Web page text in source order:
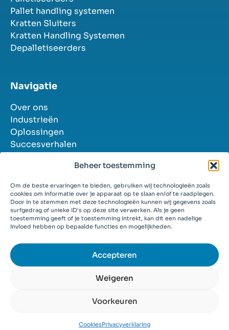
Beheer toestemming
Om de beste ervaringen te bieden, gebruiken wij technologieën zoals
cookies om informatie over je apparaat op te slaan en/of te raadplegen.
Door in te stemmen met deze technologieën kunnen wij gegevens zoals
surfgedrag of unieke ID's op deze site verwerken. Als je geen
toestemming geeft of je toestemming intrekt, kan dit een nadelige
invloed hebben op bepaalde functies en mogelijkheden.
Accepteren
Weigeren
Voorkeuren
CookiesPrivacyverklaring
Pallet handling systemen
Kratten Sluiters
Kratten Handling Systemen
Depalletiseerders
Navigatie
Over ons
Industrieën
Oplossingen
Succesverhalen
© 2026
Algemene voorwaarden
Cookies